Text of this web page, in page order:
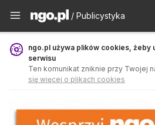
Publicystyka -
/ Publicystyka
ngo.pl używa plików cookies, żeby
serwisu
Ten komunikat zniknie przy Twojej
się więcej o plikach cookies